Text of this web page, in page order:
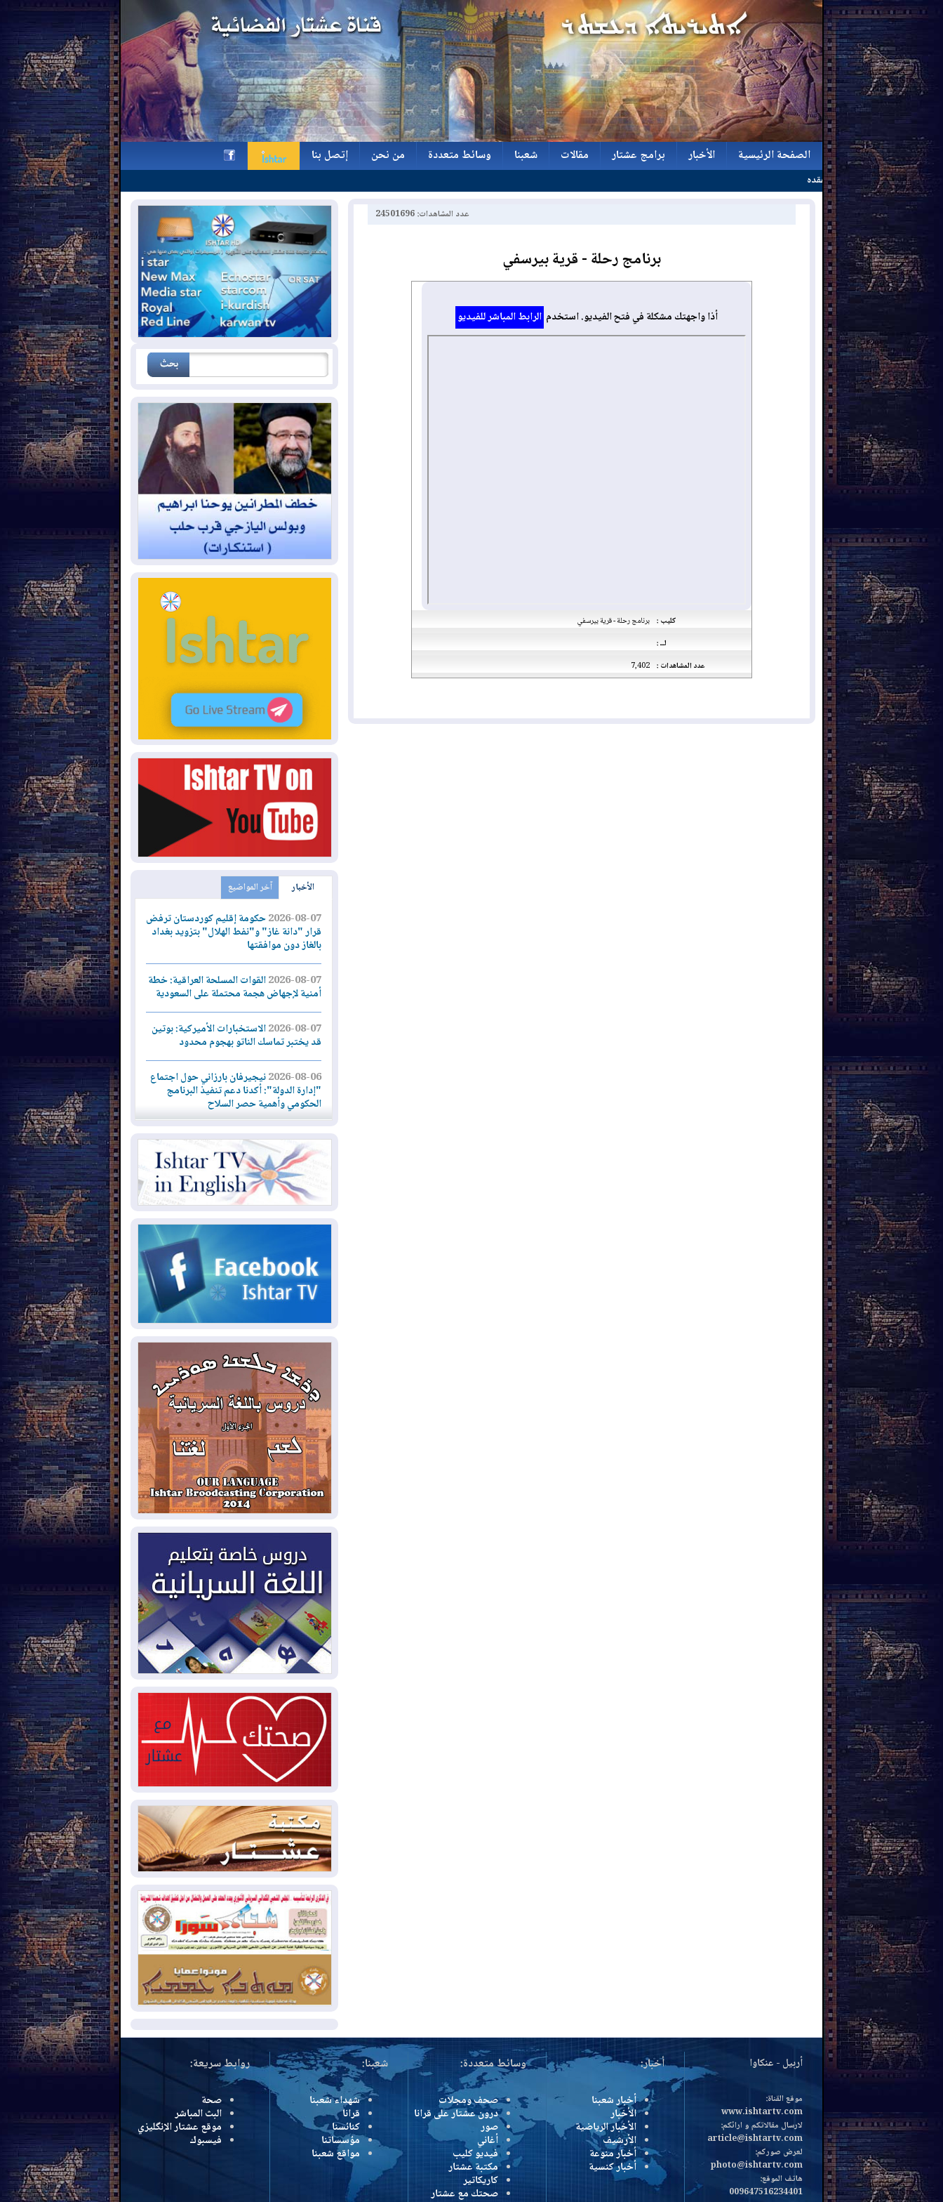
الصفحة الرئيسية
الصفحة الرئيسية
الأخبار
برامج عشتار
مقالات
شعبنا
وسائط متعددة
من نحن
إتصل بنا
رافائيل ليمكين ومأساة سميل:
عدد المشاهدات: 24501696
برنامج رحلة - قرية بيرسفي
أذا واجهتك مشكلة في فتح الفيديو. استخدم الرابط المباشر للفيديو
برنامج رحلة - قرية بيرسفي كليب :
لــ :
7,402 عدد المشاهدات :
h
الأخبار آخر المواضيع
2026-08-07حكومة إقليم كوردستان ترفض
قرار "دانة غاز" و"نفط الهلال" بتزويد بغداد
بالغاز دون موافقتها
2026-08-07القوات المسلحة العراقية: خطة
أمنية لإجهاض هجمة محتملة على السعودية
2026-08-07الاستخبارات الأميركية: بوتين
قد يختبر تماسك الناتو بهجوم محدود
2026-08-06نيجيرفان بارزاني حول اجتماع
"إدارة الدولة": أكدنا دعم تنفيذ البرنامج
الحكومي وأهمية حصر السلاح
2026-08-06ائتلاف ادارة الدولة: من
يقومون بسلوك يهدد امن البلاد خارجون عن
القانون يجب محاربتهم
2026-08-06بعد هجومين قرب باب المندب..
الأحمر
2026-08-06مئات القاصرين بلا مأوى.. أزمة
سبتة تتصاعد وتضغط على مدريد
لمدة عام.. بدء توريد 100
مليون قدم مكعب يومياً من غاز كورمور في
إقليم كوردستان إلى وزارة الكهرباء العراقية
2026-08-05
15كارثة بيئية ومناخية ترسم
ملامح أخطر التحديات التي تواجه العراق
اليوم
2026-08-05
حرائق فرنسا.. توقيف 402
شخص بينهم 156 قاصرا منذ بداية موسم
الحرائق
2026-08-04سومو: إنتاج النفط في إقليم
كوردستان انخفض إلى أقل من 10%
ملفات حقبة الكاظمي تعود إلى
الواجهة.. أنباء عن مراجعات قضائية
وتحقيقات أوسع في قضايا فساد
2026-08-04بيترو يشكو تزوير الانتخابات
الرئاسية ويحذر من "حرب أهلية" في
كولومبيا
2026-08-03رئيس إقليم كوردستان في
2026-08-03
العراق يؤكد مجدداً التزامه
بمنع الهجمات على الدول المجاورة
2026-08-03
العجز والاقتراض يطوقان
دينار!
2026-08-03كوبا تغرق في الظلام مجددا
وانهيار الشبكة الكهربائية
2026-08-03
أوامر بإجلاء 60 ألف شخص
بسبب الحرائق في ولاية واشنطن
2026-08-02مشروع "حسابي" يُمهل
الموظفين حتى نهاية أغسطس لاستلام
بطاقاتهم المصرفية
2026-08-02دمشق وعمّان تحذران بغداد:
أي هجوم من أراضي العراق سيواجه برد
المزيد
أربيل - عنكاوا
موقع القناة:
www.ishtartv.com
لارسال مقالاتكم و ارائكم:
article@ishtartv.com
لعرض صوركم:
photo@ishtartv.com
هاتف الموقع:
009647516234401
أخبار:
أخبار شعبنا
الأخبار
الأخبار الرياضية
الأرشيف
أخبار منوعة
أخبار كنسية
وسائط متعددة:
صحف ومجلات
درون عشتار على قرانا
صور
أغاني
فيديو كليب
مكتبة عشتار
كاريكاتير
صحتك مع عشتار
شعبنا:
شهداء شعبنا
قرانا
كنائسنا
مؤسساتنا
مواقع شعبنا
روابط سريعة:
صحة
البث المباشر
موقع عشتار الإنگليزي
فيسبوك